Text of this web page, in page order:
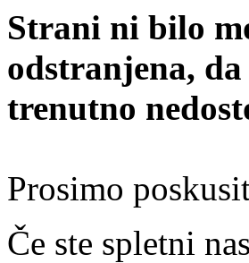
Strani ni bilo
odstranjena,
trenutno
Prosimo
Če ste spletni